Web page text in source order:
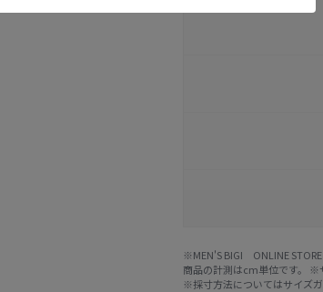
※MEN'S BIGI ONLINE
商品の計測はcm単位です。 ※
※採寸方法についてはサイズ